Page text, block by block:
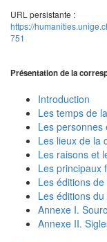
URL persistante :
https://
751
Présentation de la
Introduction
Les temps de
Les
Les lieux de la
Les raisons et
Les principaux
Les éditions
Les éditions
Annexe I.
Annexe II.